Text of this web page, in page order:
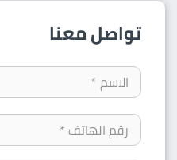
تواصل معنا